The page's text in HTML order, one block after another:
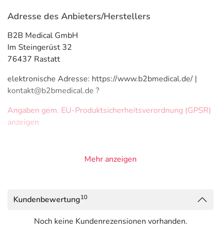
Adresse des Anbieters/Herstellers
B2B Medical GmbH
Im Steingerüst 32
76437 Rastatt
elektronische Adresse: https://www.b2bmedical.de/ |
kontakt@b2bmedical.de ?
Angaben gem. EU-Produktsicherheitsverordnung (GPSR)
anzeigen
Mehr anzeigen
Kundenbewertung10
Noch keine Kundenrezensionen vorhanden.